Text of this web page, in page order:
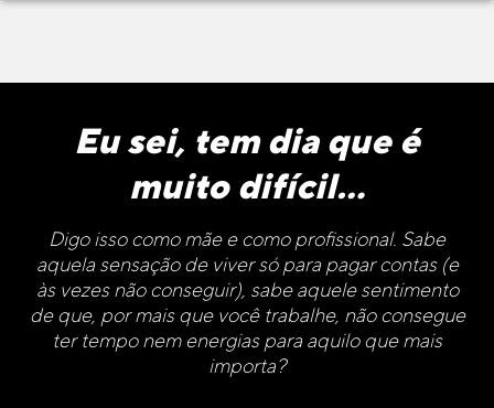
Eu sei, tem dia que é
muito difícil…
Digo isso como mãe e como profissional. Sabe
aquela sensação de viver só para pagar contas (e
às vezes não conseguir), sabe aquele sentimento
de que, por mais que você trabalhe, não consegue
ter tempo nem energias para aquilo que mais
importa?